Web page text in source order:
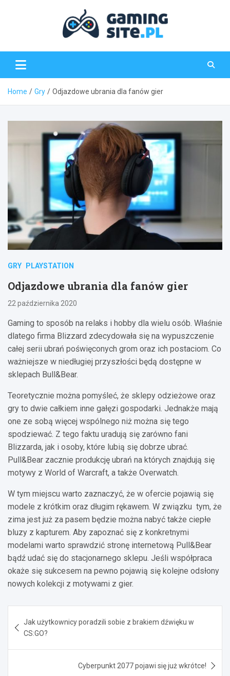
Gaming-Site.pl
Home Gry Odjazdowe ubrania dla fanów gier
GRY PLAYSTATION
Odjazdowe ubrania dla fanów gier
22 października 2020
Gaming to sposób na relaks i hobby dla wielu osób. Właśnie
dlatego firma Blizzard zdecydowała się na wypuszczenie
całej serii ubrań poświęconych grom oraz ich postaciom. Co
ważniejsze w niedługiej przyszłości będą dostępne w
sklepach Bull&Bear.
Teoretycznie można pomyśleć, że sklepy odzieżowe oraz
gry to dwie całkiem inne gałęzi gospodarki. Jednakże mają
one ze sobą więcej wspólnego niż można się tego
spodziewać. Z tego faktu uradują się zarówno fani
Blizzarda, jak i osoby, które lubią się dobrze ubrać.
Pull&Bear zacznie produkcję ubrań na których znajdują się
motywy z World of Warcraft, a także Overwatch.
W tym miejscu warto zaznaczyć, że w ofercie pojawią się
modele z krótkim oraz długim rękawem. W związku tym, że
zima jest już za pasem będzie można nabyć także ciepłe
bluzy z kapturem. Aby zapoznać się z konkretnymi
modelami warto sprawdzić stronę internetową Pull&Bear
bądź udać się do stacjonarnego sklepu. Jeśli współpraca
okaże się sukcesem na pewno pojawią się kolejne odsłony
nowych kolekcji z motywami z gier.
wpisu
Jak użytkownicy poradzili sobie z brakiem dźwięku w
CS:GO?
Cyberpunkt 2077 pojawi się już wkrótce!